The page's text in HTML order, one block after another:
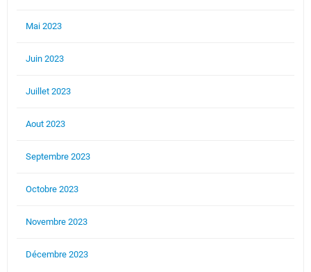
Mai 2023
Juin 2023
Juillet 2023
Aout 2023
Septembre 2023
Octobre 2023
Novembre 2023
Décembre 2023